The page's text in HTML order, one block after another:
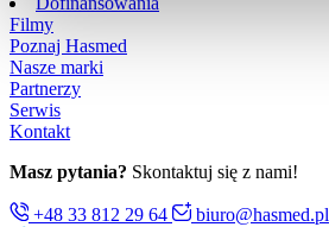
Filmy
Poznaj Hasmed
Nasze marki
Partnerzy
Serwis
Kontakt
Masz pytania? Skontaktuj się z nami!
+48 33 812 29 64
biuro@hasmed.pl